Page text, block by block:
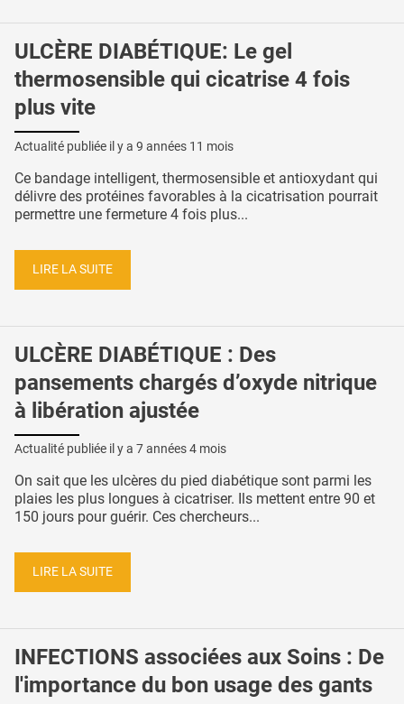
ULCÈRE DIABÉTIQUE: Le gel
thermosensible qui cicatrise 4 fois
plus vite
Actualité publiée il y a 9 années 11 mois
Ce bandage intelligent, thermosensible et antioxydant qui
délivre des protéines favorables à la cicatrisation pourrait
permettre une fermeture 4 fois plus...
LIRE LA SUITE
ULCÈRE DIABÉTIQUE : Des
pansements chargés d’oxyde nitrique
à libération ajustée
Actualité publiée il y a 7 années 4 mois
On sait que les ulcères du pied diabétique sont parmi les
plaies les plus longues à cicatriser. Ils mettent entre 90 et
150 jours pour guérir. Ces chercheurs...
LIRE LA SUITE
INFECTIONS associées aux Soins : De
l'importance du bon usage des gants